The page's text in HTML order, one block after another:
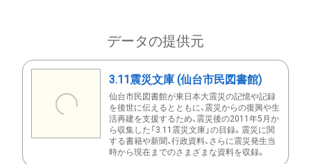
データの提供元
3.11震災文庫 (仙台市民図書館)
仙台市民図書館が東日本大震災の記憶や記録
を後世に伝えるとともに、震災からの復興や生
活再建を支援するため、震災後の2011年5月か
ら収集した「3.11震災文庫」の目録。震災に関
する書籍や新聞、行政資料、さらに震災発生当
時から現在までのさまざまな資料を収録。